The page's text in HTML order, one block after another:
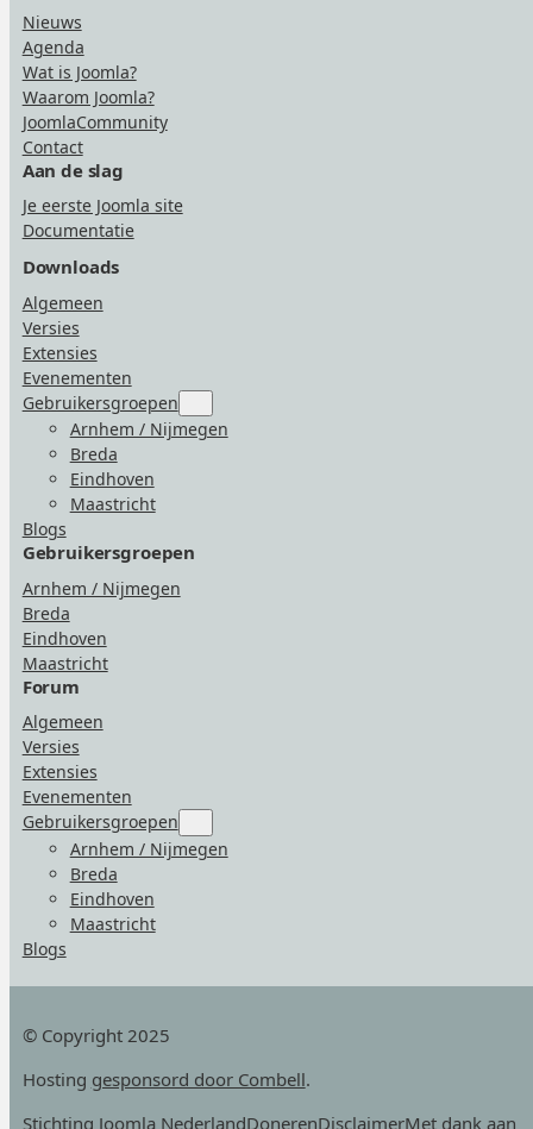
Nieuws
Agenda
Wat is Joomla?
Waarom Joomla?
JoomlaCommunity
Contact
Aan de slag
Je eerste Joomla site
Documentatie
Downloads
Algemeen
Versies
Extensies
Evenementen
Gebruikersgroepen
for
“Gebruikersgroepen”
Arnhem / Nijmegen
Breda
Eindhoven
Maastricht
Blogs
Gebruikersgroepen
Arnhem / Nijmegen
Breda
Eindhoven
Maastricht
Forum
Algemeen
Versies
Extensies
Evenementen
Gebruikersgroepen
for
“Gebruikersgroepen”
Arnhem / Nijmegen
Breda
Eindhoven
Maastricht
Blogs
© Copyright 2025
Hosting gesponsord door Combell.
Stichting Joomla NederlandDonerenDisclaimerMet dank aan